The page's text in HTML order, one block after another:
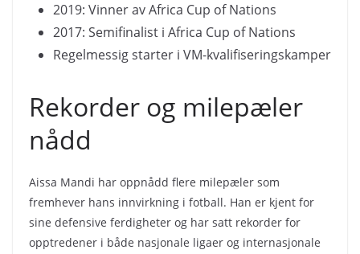
2019: Vinner av Africa Cup of Nations
2017: Semifinalist i Africa Cup of Nations
Regelmessig starter i VM-kvalifiseringskamper
Rekorder og milepæler
nådd
Aissa Mandi har oppnådd flere milepæler som
fremhever hans innvirkning i fotball. Han er kjent for
sine defensive ferdigheter og har satt rekorder for
opptredener i både nasjonale ligaer og internasjonale